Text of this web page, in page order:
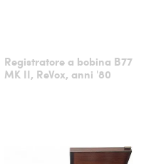
Registratore a bobina B77
MK II, ReVox, anni '80